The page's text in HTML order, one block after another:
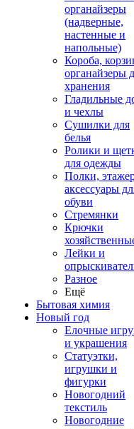
органайзеры
(надверные,
настенные и
напольные)
Короба,
органайзеры
хранения
Гладильные
и чехлы
Сушилки для
белья
Ролики и
для одежды
Полки,
аксессуары
обуви
Стремянки
Крючки
Лейки и
Разное
Ещё
Бытовая химия
Новый год
Елочные
и украшения
Статуэтки,
игрушки и
фигурки
Новогодний
текстиль
Новогодние